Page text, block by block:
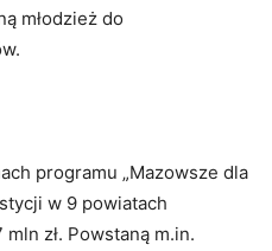
młodzież do
programu „Mazowsze dla
w 9 powiatach
zł. Powstaną m.in.